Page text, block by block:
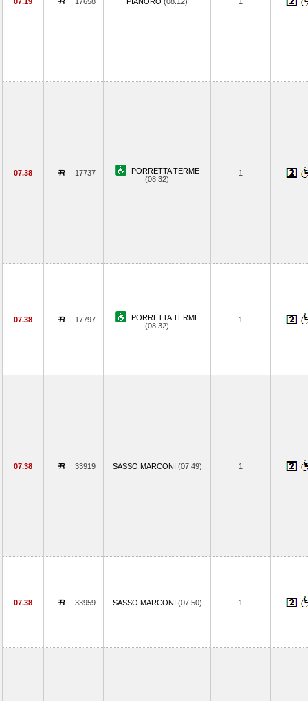
07.38 17737
PORRETTA TERME
(08.32)
1
07.38 17797
PORRETTA TERME
(08.32)
1
07.38 33919 SASSO MARCONI (07.49) 1
07.38 33959 SASSO MARCONI (07.50) 1